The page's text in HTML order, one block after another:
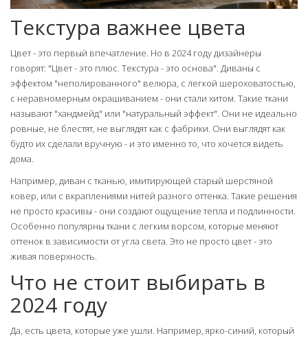
Текстура важнее цвета
Цвет - это первый впечатление. Но в 2024 году дизайнеры
говорят: "Цвет - это плюс. Текстура - это основа". Диваны с
эффектом "неполированного" велюра, с легкой шероховатостью,
с неравномерным окрашиванием - они стали хитом. Такие ткани
называют "хандмейд" или "натуральный эффект". Они не идеально
ровные, не блестят, не выглядят как с фабрики. Они выглядят как
будто их сделали вручную - и это именно то, что хочется видеть
дома.
Например, диван с тканью, имитирующей старый шерстяной
ковер, или с вкраплениями нитей разного оттенка. Такие решения
не просто красивы - они создают ощущение тепла и подлинности.
Особенно популярны ткани с легким ворсом, которые меняют
оттенок в зависимости от угла света. Это не просто цвет - это
живая поверхность.
Что не стоит выбирать в
2024 году
Да, есть цвета, которые уже ушли. Например, ярко-синий, который